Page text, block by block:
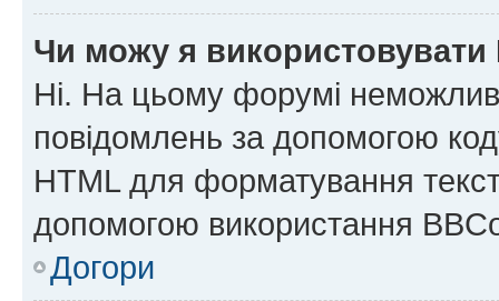
Чи можу я використовувати
Ні. На цьому форумі
повідомлень за допомогою
HTML для форматування
допомогою використання
Догори